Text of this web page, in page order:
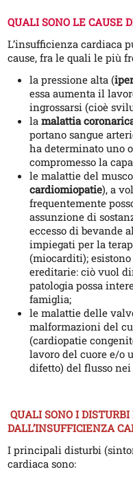
QUALI SONO LE CAUSE
L’insufficienza cardiaca
cause, fra le quali le più
la pressione alta (
essa aumenta il
ingrossarsi (cioè
lamalattia
portano sangue
ha determinato uno
compromesso la
le malattie del
cardiomiopatie), a
frequentemente
assunzione di
eccesso di bevande
impiegati per la
(miocarditi);
ereditarie: ciò vuol
patologia possa
famiglia;
le malattie delle
malformazioni del
(cardiopatie
lavoro del cuore e/o
difetto) del flusso
QUALI SONO I DISTURBI
DALL’INSUFFICIENZA
I principali disturbi
cardiaca sono: